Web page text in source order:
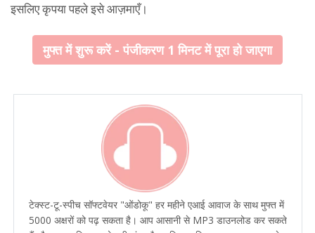
इसलिए कृपया पहले इसे आज़माएँ।
मुफ्त में शुरू करें - पंजीकरण 1 मिनट में पूरा हो जाएगा
टेक्स्ट-टू-स्पीच सॉफ्टवेयर "ओंडोकू" हर महीने एआई आवाज के साथ मुफ्त में
5000 अक्षरों को पढ़ सकता है। आप आसानी से MP3 डाउनलोड कर सकते